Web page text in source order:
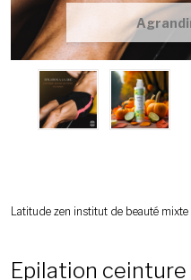
Latitude zen institut de beauté mixte
Epilation